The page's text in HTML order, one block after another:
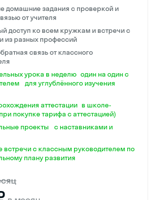
домашние задания с проверкой и
от учителя
доступ ко всем кружкам и встречи с
из разных профессий
связь от классного
урока в неделю один на один с
для углублённого изучения
аттестации в школе-
покупке тарифа с аттестацией)
проекты с наставниками и
встречи с классным руководителем по
плану развития